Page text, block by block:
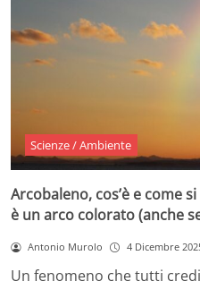
Scienze / Ambiente
Arcobaleno, cos’è e come
è un arco colorato (anche
Antonio Murolo 4 Dicembre
Un fenomeno che tutti